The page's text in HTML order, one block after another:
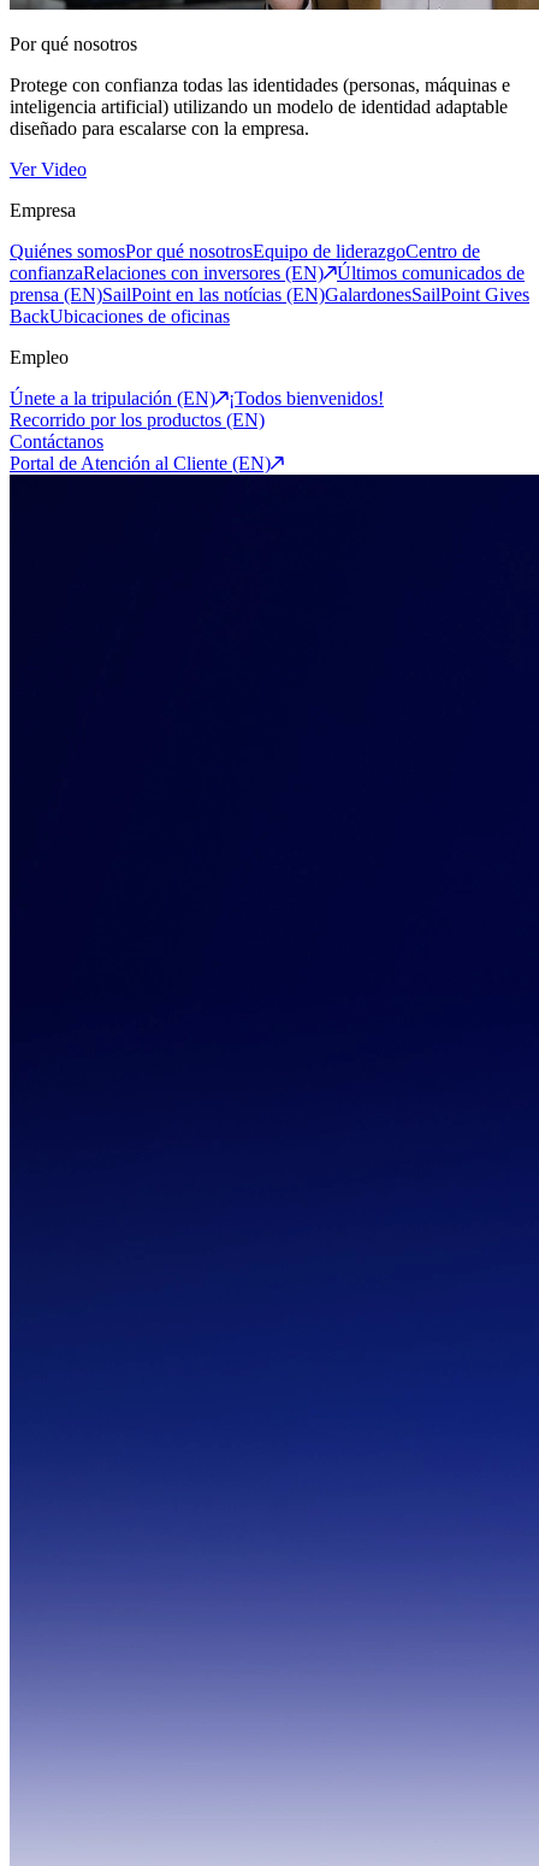
Por qué nosotros
Protege con confianza todas las identidades (personas, máquinas e
inteligencia artificial) utilizando un modelo de identidad adaptable
diseñado para escalarse con la empresa.
Ver Video
Empresa
Quiénes somosPor qué nosotrosEquipo de liderazgoCentro de
confianzaRelaciones con inversores (EN)
Últimos comunicados de
prensa (EN)SailPoint en las notícias (EN)GalardonesSailPoint Gives
BackUbicaciones de oficinas
Empleo
Únete a la tripulación (EN)
¡Todos bienvenidos!
Recorrido por los productos (EN)
Contáctanos
Portal de Atención al Cliente (EN)